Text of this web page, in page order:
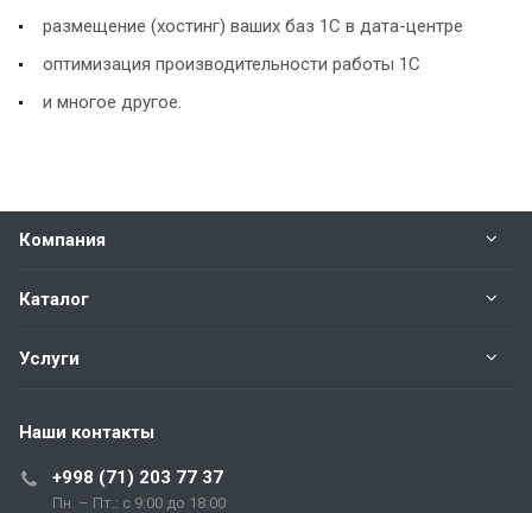
размещение (хостинг) ваших баз 1С в дата-центре
оптимизация производительности работы 1С
и многое другое.
Компания
Каталог
Услуги
Наши контакты
+998 (71) 203 77 37
Пн. – Пт.: с 9:00 до 18:00